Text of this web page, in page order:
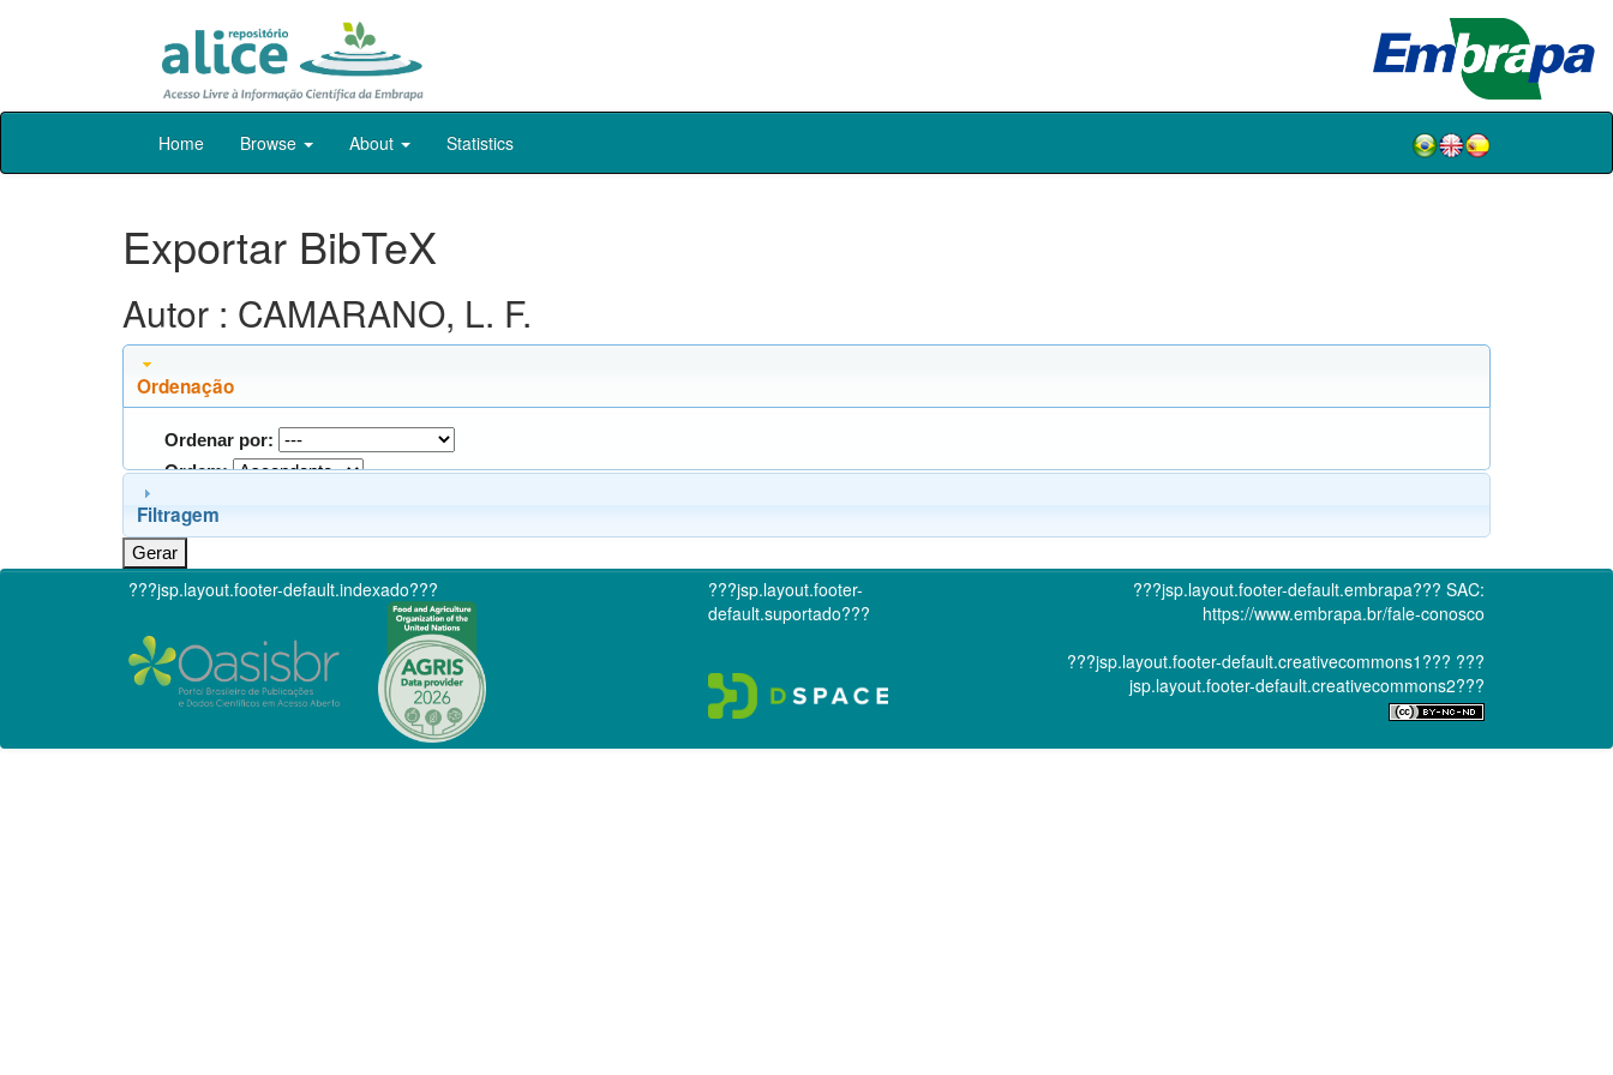
Skip
Home Browse About Statistics
Exportar BibTeX
Autor : CAMARANO, L. F.
Ordenação
Ordenar por:
Ordem:
Filtragem
???jsp.layout.footer-default.indexado???
???jsp.layout.footer-
default.suportado???
???jsp.layout.footer-default.embrapa??? SAC:
https://www.embrapa.br/fale-conosco
???jsp.layout.footer-default.creativecommons1??? ???
jsp.layout.footer-default.creativecommons2???